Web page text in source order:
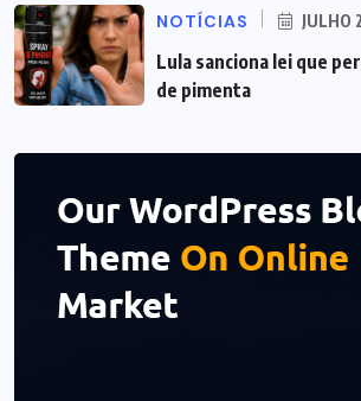
NOTÍCIAS JULHO
Lula sanciona lei que
de pimenta